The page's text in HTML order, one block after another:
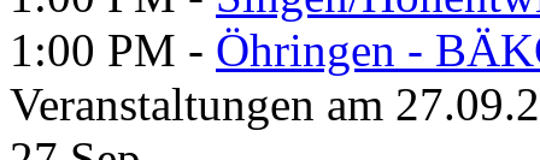
1:00 PM - Öhringen -
Veranstaltungen am